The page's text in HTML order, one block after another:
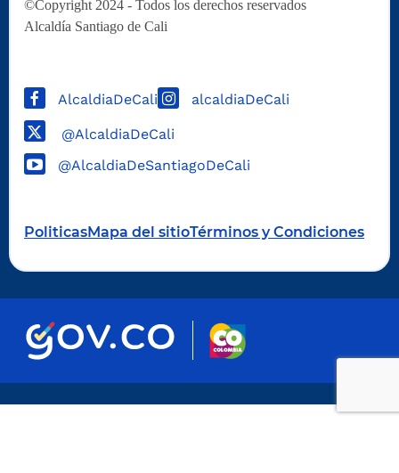
©Copyright 2024 - Todos los derechos reservados
Alcaldía Santiago de Cali
AlcaldiaDeCali alcaldiaDeCali
@AlcaldiaDeCali
@AlcaldiaDeSantiagoDeCali
PoliticasMapa del sitioTérminos y Condiciones